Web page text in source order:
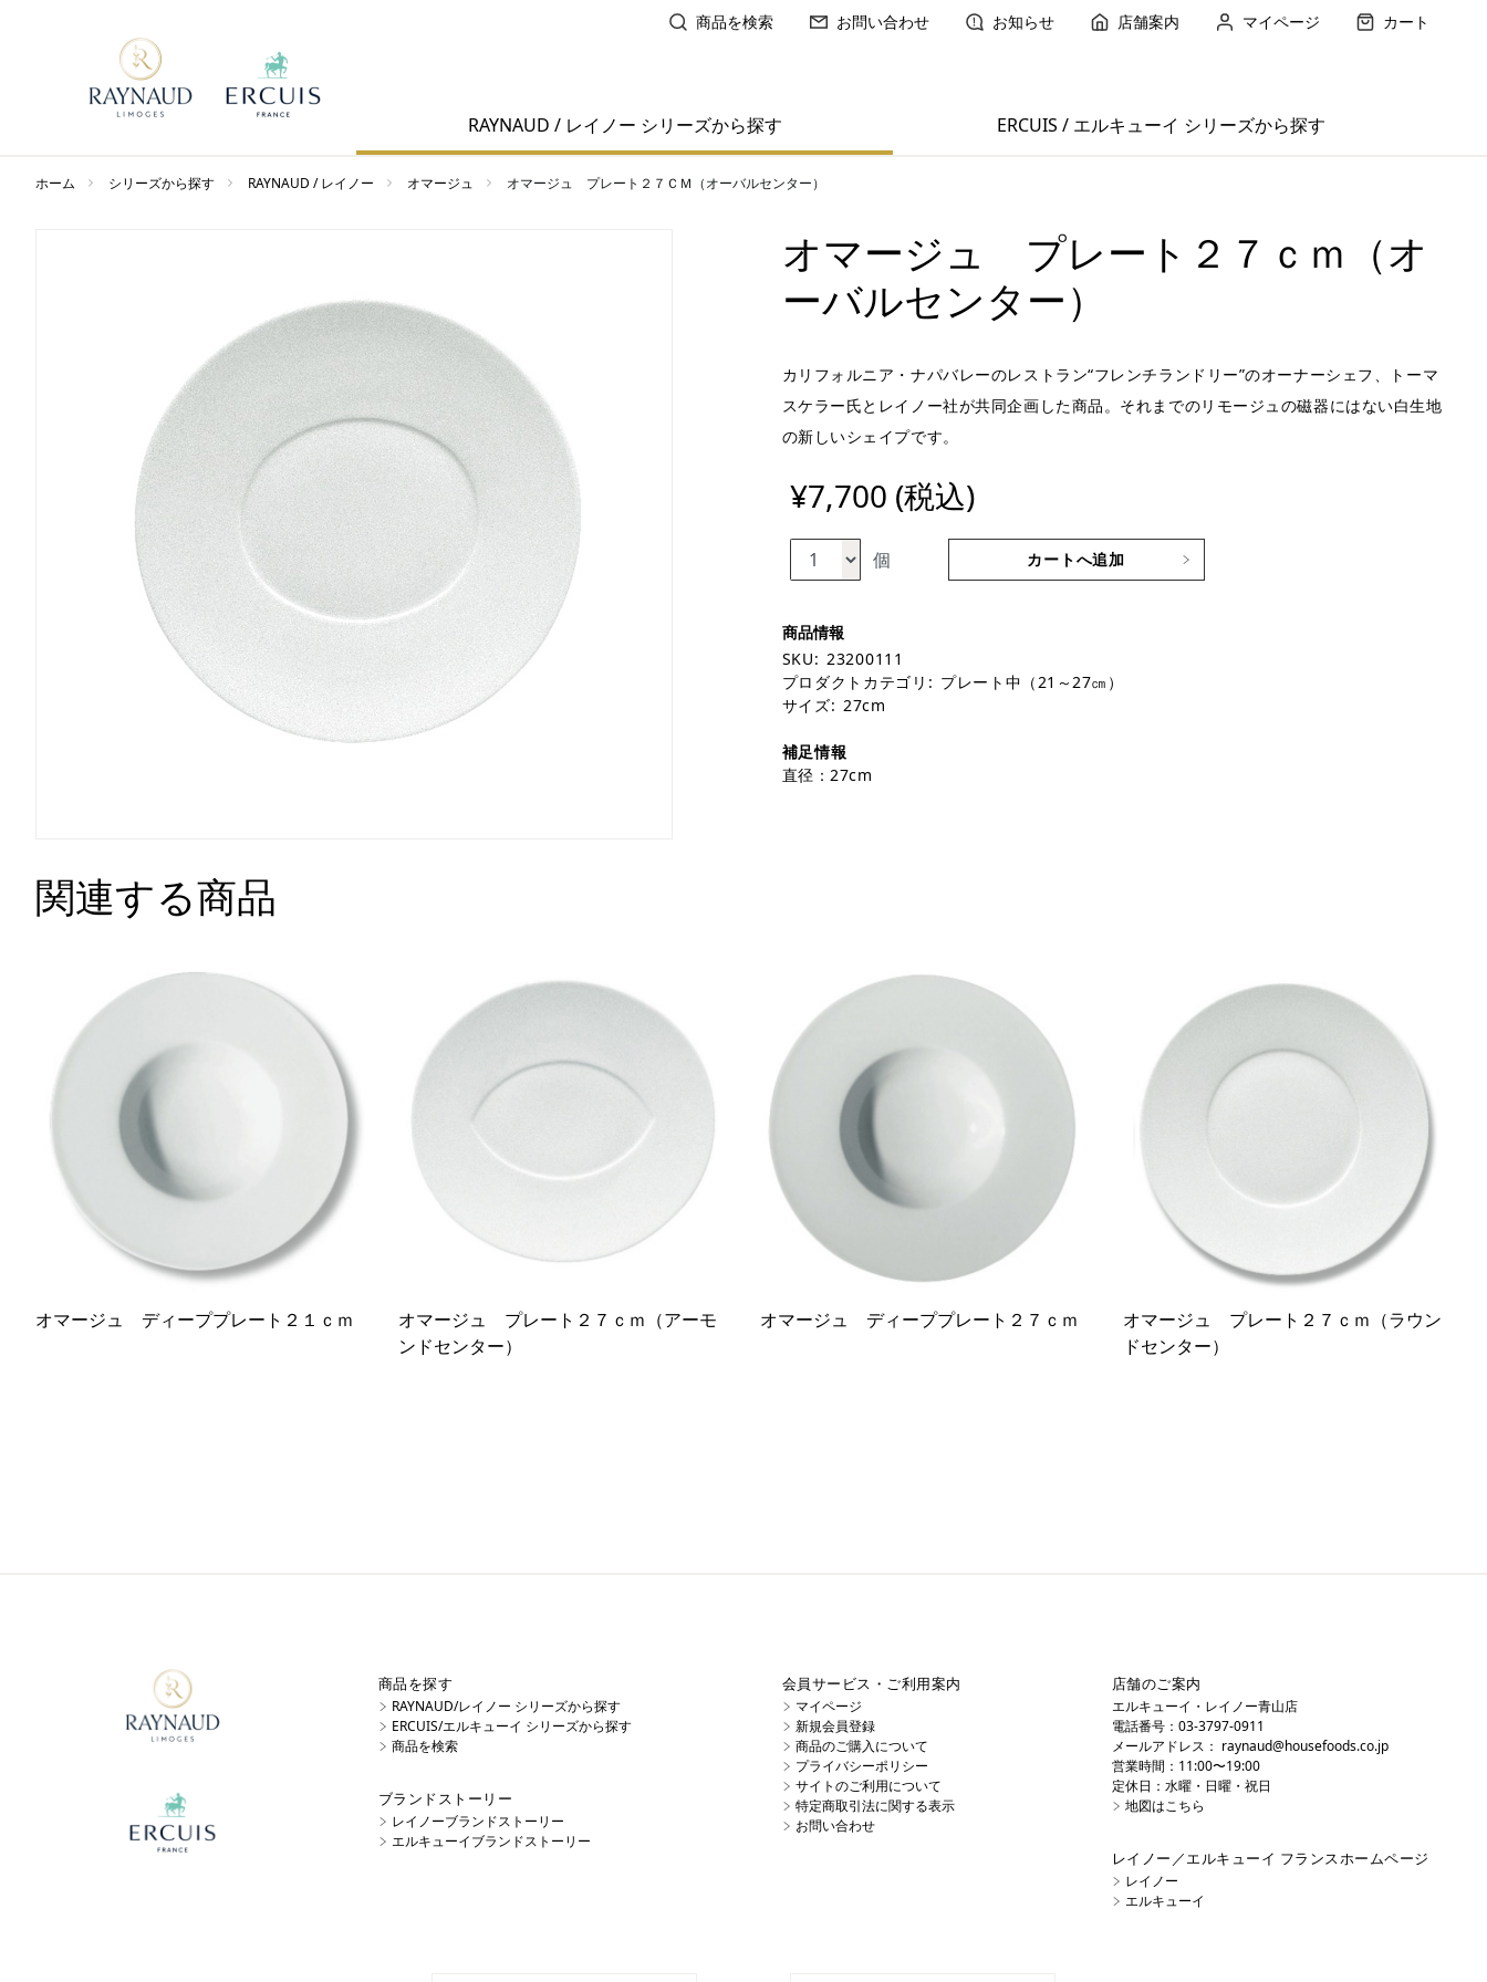
商品を検索 お問い合わせ お知らせ 店舗案内 マイページ カート
RAYNAUD / レイノー シリーズから探す ERCUIS / エルキューイ シリーズから探す
ホーム シリーズから探す RAYNAUD / レイノー オマージュ オマージュ プレート２７ＣＭ（オーバルセンター）
オマージュ プレート２７ｃｍ（オ
ーバルセンター）
カリフォルニア・ナパバレーのレストラン“フレンチランドリー”のオーナーシェフ、トーマ
スケラー氏とレイノー社が共同企画した商品。それまでのリモージュの磁器にはない白生地
の新しいシェイプです。
¥7,700 (税込)
個 カートへ追加
SKU: 23200111
プロダクトカテゴリ: プレート中（21～27㎝）
サイズ: 27cm
補足情報
直径：27cm
関連する商品
オマージュ ディーププレート２１ｃｍ
オマージュ プレート２７ｃｍ（アーモ
ンドセンター）
オマージュ ディーププレート２７ｃｍ
オマージュ プレート２７ｃｍ（ラウン
ドセンター）
商品を探す
RAYNAUD/レイノー シリーズから探す
ERCUIS/エルキューイ シリーズから探す
商品を検索
ブランドストーリー
レイノーブランドストーリー
エルキューイブランドストーリー
会員サービス・ご利用案内
マイページ
新規会員登録
商品のご購入について
プライバシーポリシー
サイトのご利用について
特定商取引法に関する表示
お問い合わせ
店舗のご案内
エルキューイ・レイノー青山店
電話番号：03-3797-0911
メールアドレス： raynaud@housefoods.co.jp
営業時間：11:00〜19:00
定休日：水曜・日曜・祝日
地図はこちら
レイノー／エルキューイ フランスホームページ
レイノー
エルキューイ